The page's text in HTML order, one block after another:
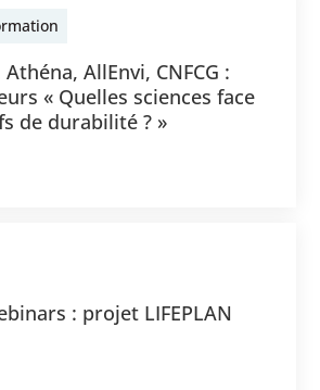
AllEnvi, CNFCG :
« Quelles sciences face
de durabilité ? »
: projet LIFEPLAN